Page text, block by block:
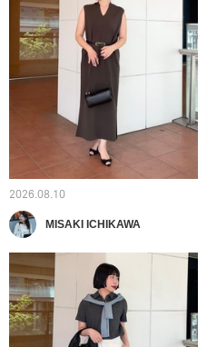
2026.08.10
MISAKI ICHIKAWA